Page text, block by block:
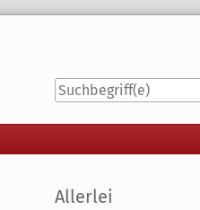
Seitenleiste
Allerlei